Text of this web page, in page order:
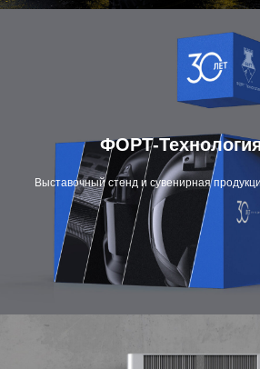
ФОРТ-
Выставочный стенд и сувенирная